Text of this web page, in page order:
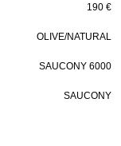
190 €
OLIVE/NATURAL
SAUCONY 6000
SAUCONY